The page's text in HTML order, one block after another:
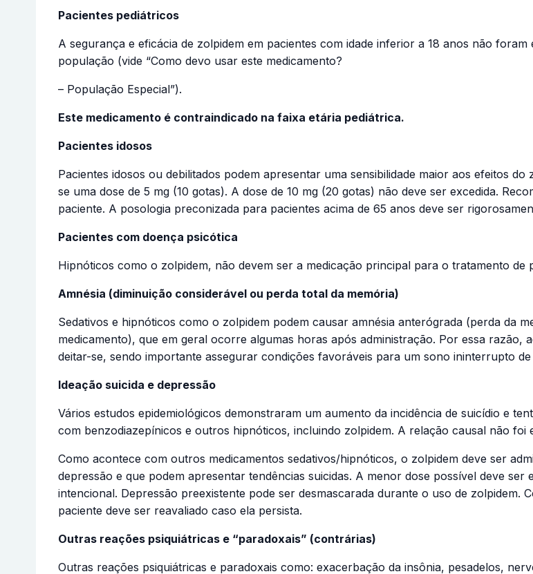
Pacientes pediátricos
A segurança e eficácia de zolpidem em pacientes com idade inferior a 18 anos não
população (vide “Como devo usar este medicamento?
– População Especial”).
Este medicamento é contraindicado na faixa etária pediátrica.
Pacientes idosos
Pacientes idosos ou debilitados podem apresentar uma sensibilidade maior aos efeitos
se uma dose de 5 mg (10 gotas). A dose de 10 mg (20 gotas) não deve ser excedida.
paciente. A posologia preconizada para pacientes acima de 65 anos deve ser
Pacientes com doença psicótica
Hipnóticos como o zolpidem, não devem ser a medicação principal para o tratamento de
Amnésia (diminuição considerável ou perda total da memória)
Sedativos e hipnóticos como o zolpidem podem causar amnésia anterógrada (perda da
medicamento), que em geral ocorre algumas horas após administração. Por essa razão,
deitar-se, sendo importante assegurar condições favoráveis para um sono ininterrupto
Ideação suicida e depressão
Vários estudos epidemiológicos demonstraram um aumento da incidência de suicídio e
com benzodiazepínicos e outros hipnóticos, incluindo zolpidem. A relação causal não foi
Como acontece com outros medicamentos sedativos/hipnóticos, o zolpidem deve ser
depressão e que podem apresentar tendências suicidas. A menor dose possível deve
intencional. Depressão preexistente pode ser desmascarada durante o uso de zolpidem.
paciente deve ser reavaliado caso ela persista.
Outras reações psiquiátricas e “paradoxais” (contrárias)
Outras reações psiquiátricas e paradoxais como: exacerbação da insônia, pesadelos,